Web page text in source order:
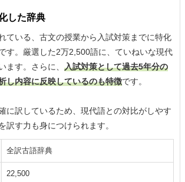
した辞典
ている、古文の授業から入試対策までに特化
す。厳選した2万2,500語に、ていねいな現代
ます。さらに、 入試対策として過去5年分の
し内容に反映しているのも特徴です。
に訳しているため、現代語との対比がしやす
訳す力も身につけられます。
全訳古語辞典
22,500